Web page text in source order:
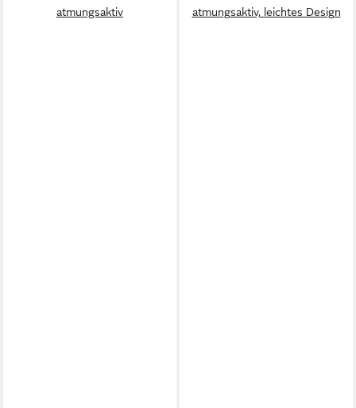
atmungsaktiv
atmungsaktiv, leichtes Design